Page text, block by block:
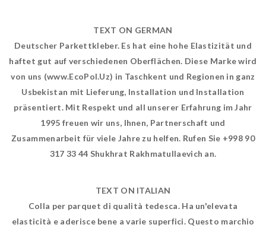
TEXT ON GERMAN
Deutscher Parkettkleber. Es hat eine hohe Elastizität und
haftet gut auf verschiedenen Oberflächen. Diese Marke wird
von uns (www.EcoPol.Uz) in Taschkent und Regionen in ganz
Usbekistan mit Lieferung, Installation und Installation
präsentiert. Mit Respekt und all unserer Erfahrung im Jahr
1995 freuen wir uns, Ihnen, Partnerschaft und
Zusammenarbeit für viele Jahre zu helfen. Rufen Sie +998 90
317 33 44 Shukhrat Rakhmatullaevich an.
TEXT ON ITALIAN
Colla per parquet di qualità tedesca. Ha un'elevata
elasticità e aderisce bene a varie superfici. Questo marchio